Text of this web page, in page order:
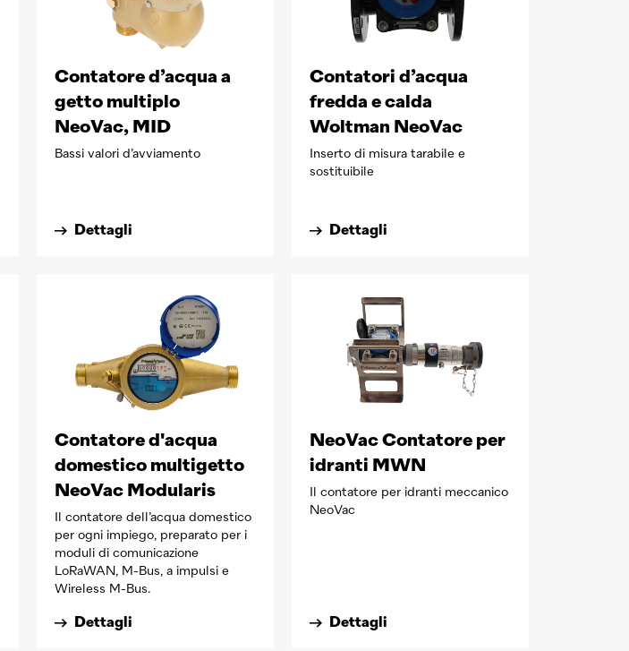
Contatore d’acqua a
getto multiplo
NeoVac, MID
Bassi valori d’avviamento
Dettagli
Contatori d’acqua
fredda e calda
Woltman NeoVac
Inserto di misura tarabile e
sostituibile
Dettagli
Contatore d'acqua
domestico multigetto
NeoVac Modularis
Il contatore dell’acqua domestico
per ogni impiego, preparato per i
moduli di comunicazione
LoRaWAN, M-Bus, a impulsi e
Wireless M-Bus.
Dettagli
NeoVac Contatore per
idranti MWN
Il contatore per idranti meccanico
NeoVac
Dettagli